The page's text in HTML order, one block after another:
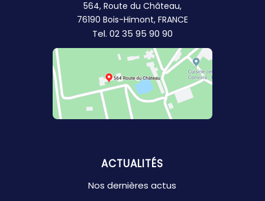
564, Route du Château,
76190 Bois-Himont, FRANCE
Tel. 02 35 95 90 90
ACTUALITÉS
Nos dernières actus